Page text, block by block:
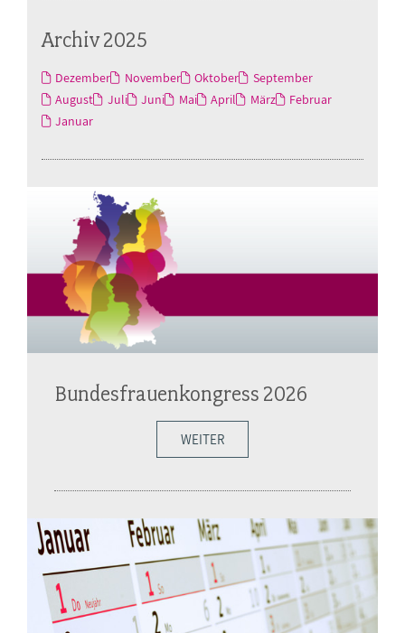
Archiv 2025
Dezember November Oktober
September
August
Juli Juni Mai April März
Februar
Januar
Bundesfrauenkongress 2026
WEITER